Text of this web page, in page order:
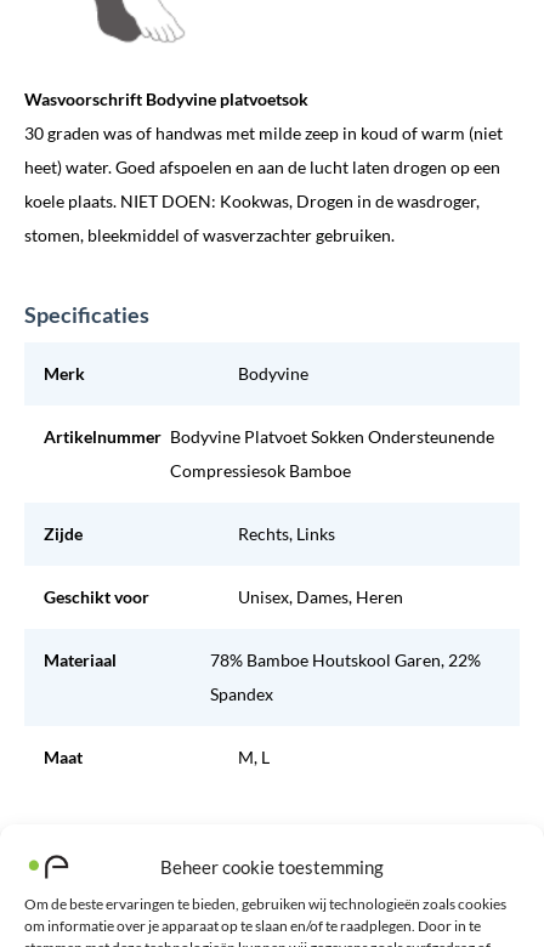
Beheer cookie toestemming
Om de beste ervaringen te bieden, gebruiken wij technologieën zoals cookies
om informatie over je apparaat op te slaan en/of te raadplegen. Door in te
Wasvoorschrift Bodyvine platvoetsok
30 graden was of handwas met milde zeep in koud of warm (niet
heet) water. Goed afspoelen en aan de lucht laten drogen op een
koele plaats. NIET DOEN: Kookwas, Drogen in de wasdroger,
stomen, bleekmiddel of wasverzachter gebruiken.
Specificaties
Merk Bodyvine
Artikelnummer Bodyvine Platvoet Sokken Ondersteunende
Compressiesok Bamboe
Zijde Rechts, Links
Geschikt voor Unisex, Dames, Heren
Materiaal
78% Bamboe Houtskool Garen, 22%
Spandex
Maat M, L
1 beoordeling voor: Bodyvine Corrigerende
Platvoet Sport sokken van Bamboe
Heleen(geverifieerde eigenaar) –10 juni 2025